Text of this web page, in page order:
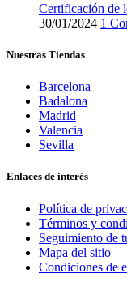
Certificación de
30/01/2024 1
Nuestras Tiendas
Barcelona
Badalona
Madrid
Valencia
Sevilla
Enlaces de interés
Política de
Términos y
Seguimiento de
Mapa del sitio
Condiciones de